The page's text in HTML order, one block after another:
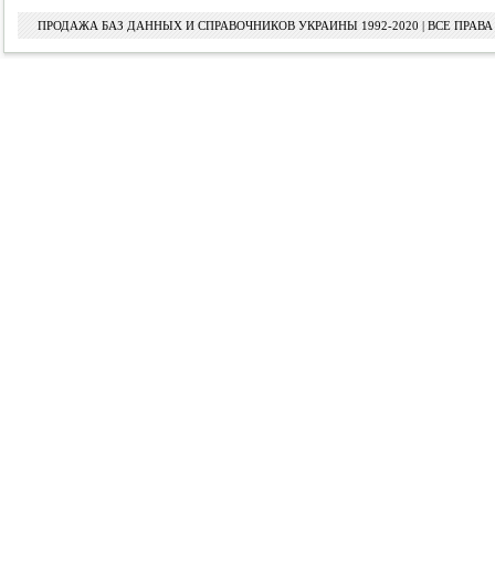
ПРОДАЖА БАЗ ДАННЫХ И СПРАВОЧНИКОВ УКРАИНЫ 1992-2020 | ВСЕ